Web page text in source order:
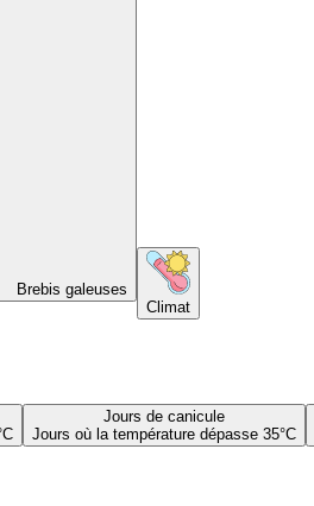
Brebis galeuses
Climat
Jours de canicule
Jours où la température dépasse 35°C